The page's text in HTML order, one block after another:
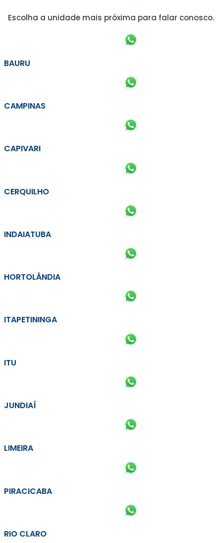
Escolha a unidade mais próxima para falar conosco.
BAURU
CAMPINAS
CAPIVARI
CERQUILHO
INDAIATUBA
HORTOLÂNDIA
ITAPETININGA
ITU
JUNDIAÍ
LIMEIRA
PIRACICABA
RIO CLARO